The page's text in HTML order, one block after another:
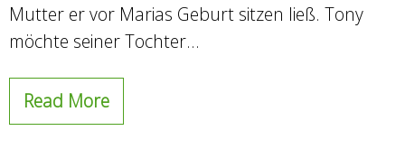
Mutter er vor Marias Geburt sitzen ließ. Tony
möchte seiner Tochter…
Read More